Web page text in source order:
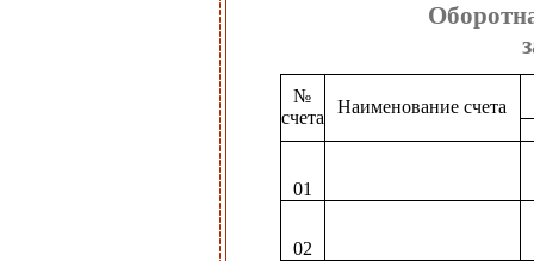
№
счета
Наименование счета
01
02